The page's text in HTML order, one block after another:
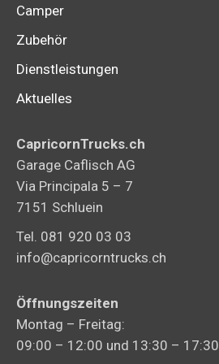
Camper
Zubehör
Dienstleistungen
Aktuelles
CapricornTrucks.ch
Garage Caflisch AG
Via Principala 5 – 7
7151 Schluein
Tel. 081 920 03 03
info@capricorntrucks.ch
Öffnungszeiten
Montag – Freitag:
09:00 – 12:00 und 13:30 – 17:30